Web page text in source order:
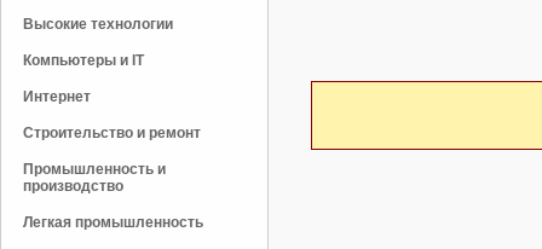
Высокие технологии
Компьютеры и IT
Интернет
Строительство и ремонт
Промышленность и
производство
Легкая промышленность